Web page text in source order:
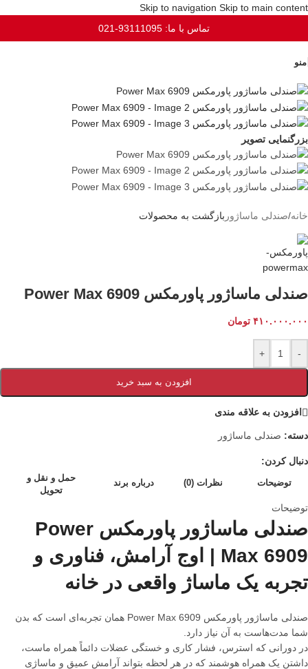
Skip to navigation Skip to main content
تماس با ما: 93111095-021
منو
بزرگنمایی تصویر
خانه/صندلی ماساژور بازگشت به محصولات
صندلی ماساژور پاورمکس Power Max 6909
۴۱۰.۰۰۰.۰۰۰ تومان
-
+
افزودن به سبد خرید
افزودن به علاقه مندی
دسته: صندلی ماساژور
دنبال کردن:
توضیحات نظرات (0) درباره برند
حمل و نقل و
تحویل
توضیحات
صندلی ماساژور پاورمکس Power
Max 6909 | اوج آرامش، فناوری و
تجربه یک ماساژ واقعی در خانه
صندلی ماساژور پاورمکس Power Max 6909 همان تجربه‌ای است که بدن
شما مدت‌هاست به آن نیاز دارد.
در دورانی که استرس، فشار کاری و خستگی عضلات دائماً همراه ماست،
داشتن یک همراه هوشمند که در هر لحظه بتواند آرامش عمیق و ماساژی